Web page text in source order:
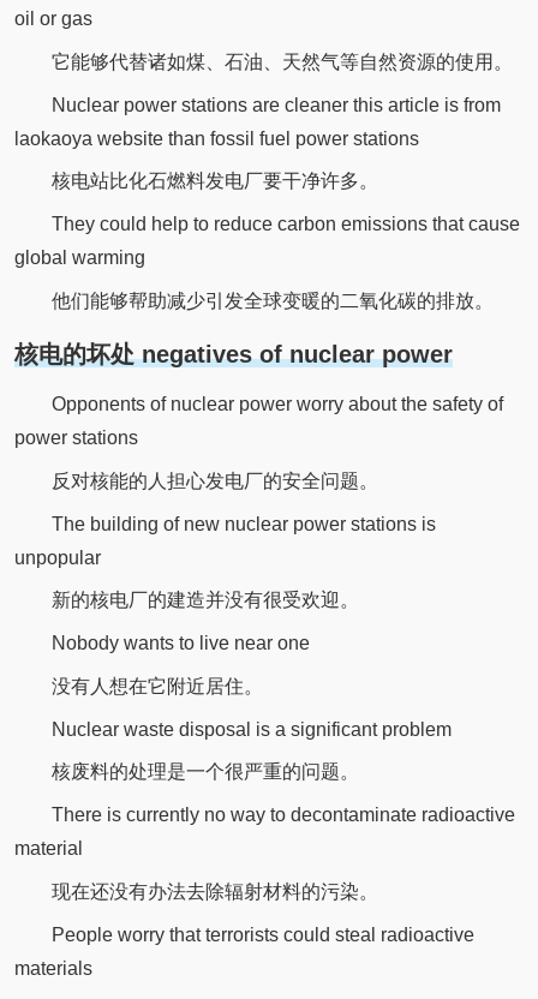
oil or gas
它能够代替诸如煤、石油、天然气等自然资源的使用。
Nuclear power stations are cleaner this article is from
laokaoya website than fossil fuel power stations
核电站比化石燃料发电厂要干净许多。
They could help to reduce carbon emissions that cause
global warming
他们能够帮助减少引发全球变暖的二氧化碳的排放。
核电的坏处 negatives of nuclear power
Opponents of nuclear power worry about the safety of
power stations
反对核能的人担心发电厂的安全问题。
The building of new nuclear power stations is
unpopular
新的核电厂的建造并没有很受欢迎。
Nobody wants to live near one
没有人想在它附近居住。
Nuclear waste disposal is a significant problem
核废料的处理是一个很严重的问题。
There is currently no way to decontaminate radioactive
material
现在还没有办法去除辐射材料的污染。
People worry that terrorists could steal radioactive
materials